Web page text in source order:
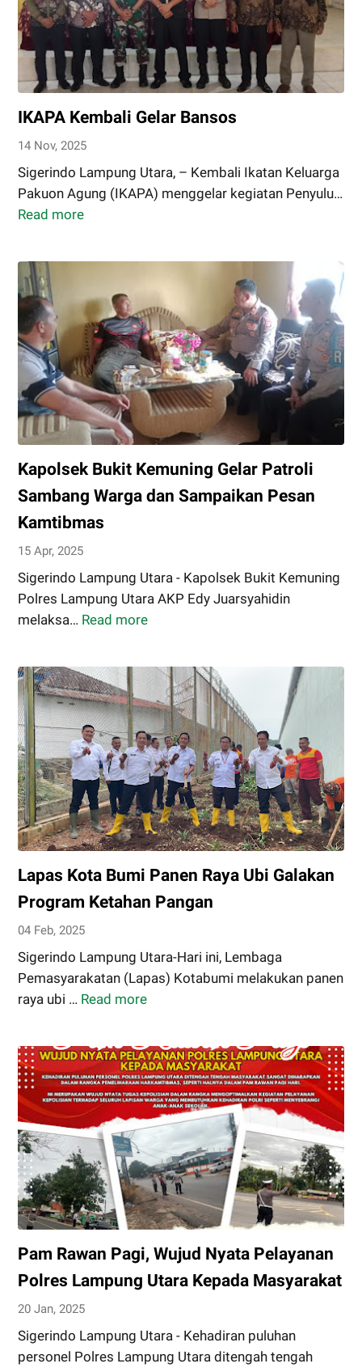
Patroli
R2
di
Titik
Rawan
Gangguan
IKAPA Kembali Gelar Bansos
14 Nov, 2025
Sigerindo Lampung Utara, – Kembali Ikatan Keluarga
Pakuon Agung (IKAPA) menggelar kegiatan Penyulu…
Read more
Gelar
Kapolsek Bukit Kemuning Gelar Patroli
Sambang Warga dan Sampaikan Pesan
Kamtibmas
15 Apr, 2025
Sigerindo Lampung Utara - Kapolsek Bukit Kemuning
Polres Lampung Utara AKP Edy Juarsyahidin
melaksa… Read more
Kemuning
Gelar
Patroli
Sambang
Warga
dan
Sampaikan
Pesan
Kamtibmas
Lapas Kota Bumi Panen Raya Ubi Galakan
Program Ketahan Pangan
04 Feb, 2025
Sigerindo Lampung Utara-Hari ini, Lembaga
Pemasyarakatan (Lapas) Kotabumi melakukan panen
raya ubi … Read more
Bumi
Panen
Raya
Ubi
Galakan
Program
Ketahan
Pangan
Pam Rawan Pagi, Wujud Nyata Pelayanan
Polres Lampung Utara Kepada Masyarakat
20 Jan, 2025
Sigerindo Lampung Utara - Kehadiran puluhan
personel Polres Lampung Utara ditengah tengah